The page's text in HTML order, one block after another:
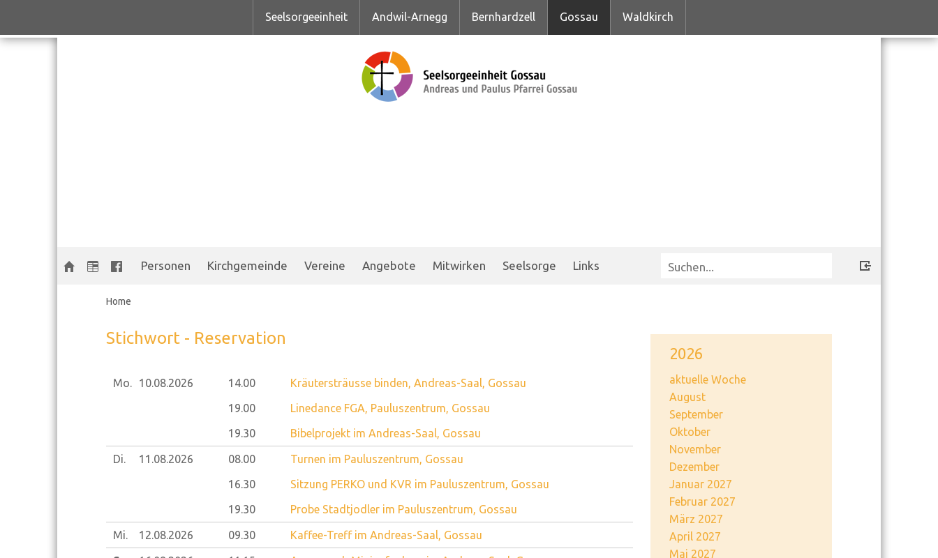
Seelsorgeeinheit Andwil-Arnegg Bernhardzell Gossau Waldkirch
Personen Kirchgemeinde Vereine Angebote Mitwirken Seelsorge Links
Home
2026
aktuelle Woche
August
September
Oktober
November
Dezember
Januar 2027
Februar 2027
März 2027
April 2027
Mai 2027
Stichwort - Reservation
Mo. 10.08.2026 14.00
Kräutersträusse binden, Andreas-Saal, Gossau
19.00
Linedance FGA, Pauluszentrum, Gossau
19.30
Bibelprojekt im Andreas-Saal, Gossau
Di. 11.08.2026 08.00
Turnen im Pauluszentrum, Gossau
16.30
Sitzung PERKO und KVR im Pauluszentrum, Gossau
19.30
Probe Stadtjodler im Pauluszentrum, Gossau
Mi. 12.08.2026 09.30 Kaffee-Treff im Andreas-Saal, Gossau